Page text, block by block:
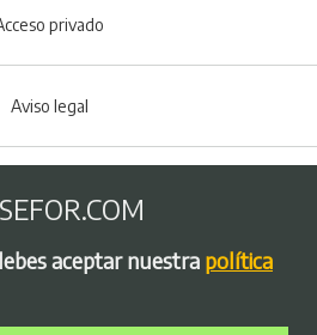
privado
Aviso legal
de privacidad
aceptar nuestra política